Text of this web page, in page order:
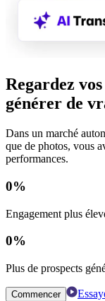
Regardez
générer de
Dans un marché
que de photos, vous
performances.
0%
Engagement plus
0%
Plus de prospects
Commencer